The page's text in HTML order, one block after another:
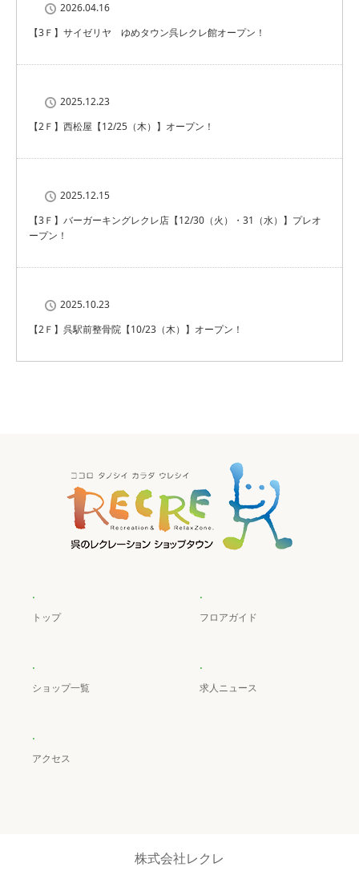
2026.04.16
【3Ｆ】サイゼリヤ ゆめタウン呉レクレ館オープン！
2025.12.23
【2Ｆ】西松屋【12/25（木）】オープン！
2025.12.15
【3Ｆ】バーガーキングレクレ店【12/30（火）・31（水）】プレオ
ープン！
2025.10.23
【2Ｆ】呉駅前整骨院【10/23（木）】オープン！
.
トップ
.
フロアガイド
.
ショップ一覧
.
求人ニュース
.
アクセス
株式会社レクレ